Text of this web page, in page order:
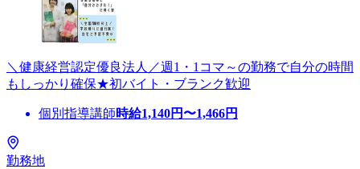
＼健康経営認定優良法人／週1・1コマ～の勤務で自分の時間
もしっかり確保★初バイト・ブランク歓迎
個別指導講師時給1,140円〜1,466円
勤務地